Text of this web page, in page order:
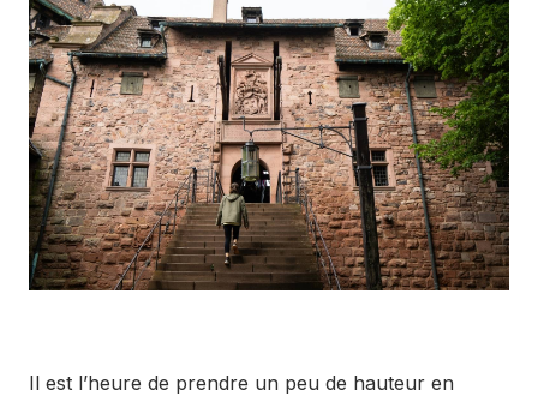
Il est l’heure de prendre un peu de hauteur en